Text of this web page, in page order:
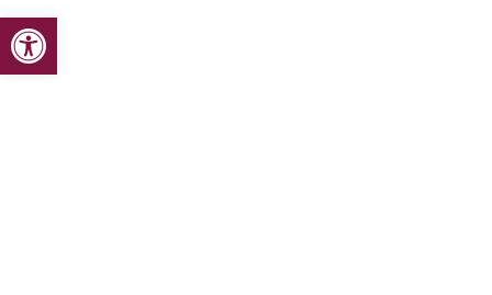
Abrir barra de herramientas
Inicio